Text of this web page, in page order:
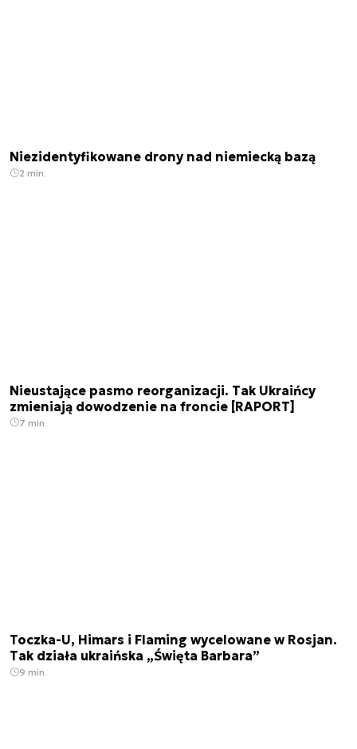
Niezidentyfikowane drony nad niemiecką bazą
2 min.
Nieustające pasmo reorganizacji. Tak Ukraińcy
zmieniają dowodzenie na froncie [RAPORT]
7 min.
Toczka-U, Himars i Flaming wycelowane w Rosjan.
Tak działa ukraińska „Święta Barbara”
9 min.